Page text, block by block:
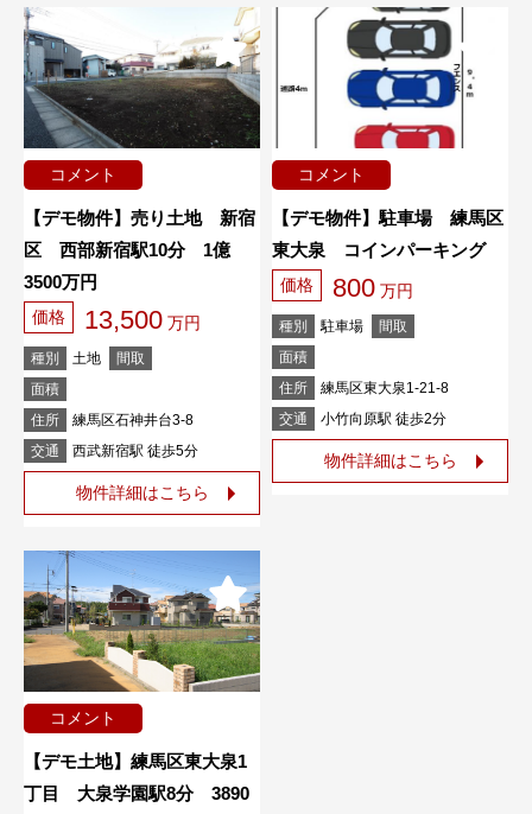
コメント
【デモ物件】売り土地 新宿
区 西部新宿駅10分 1億
3500万円
価格 13,500 万円
種別 土地
間取
面積
住所
練馬区石神井台3-8
交通
西武新宿駅 徒歩5分
物件詳細はこちら
コメント
【デモ物件】駐車場 練馬区
東大泉 コインパーキング
価格 800 万円
種別 駐車場
間取
面積
住所
練馬区東大泉1-21-8
交通
小竹向原駅 徒歩2分
物件詳細はこちら
コメント
【デモ土地】練馬区東大泉1
丁目 大泉学園駅8分 3890